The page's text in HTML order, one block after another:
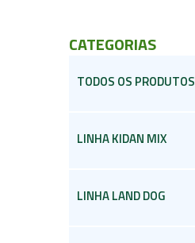
CATEGORIAS
TODOS OS PRODUTOS
LINHA KIDAN MIX
LINHA LAND DOG